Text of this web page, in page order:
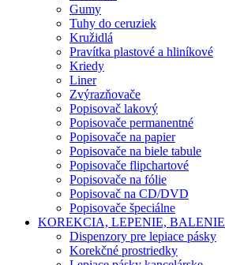
Gumy
Tuhy do ceruziek
Kružidlá
Pravítka plastové a hliníkové
Kriedy
Liner
Zvýrazňovače
Popisovač lakový
Popisovače permanentné
Popisovače na papier
Popisovače na biele tabule
Popisovače flipchartové
Popisovače na fólie
Popisovač na CD/DVD
Popisovače špeciálne
KOREKCIA, LEPENIE, BALENIE
Dispenzory pre lepiace pásky
Korekčné prostriedky